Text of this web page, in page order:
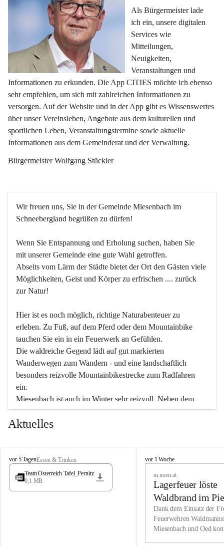
Als Bürgermeister lade
ich ein, unsere digitalen
Services wie
Mitteilungen,
Neuigkeiten,
Veranstaltungen und
Informationen zu erkunden. Die App CITIES möchte ich ebenso
sehr empfehlen, um sich mit zahlreichen Informationen zu
versorgen. Auf der Website und in der App gibt es Wissenswertes
über unser Vereinsleben, Angebote aus dem kulturellen und
sportlichen Leben, Veranstaltungstermine sowie aktuelle
Informationen aus dem Gemeinderat und der Verwaltung.
Bürgermeister Wolfgang Stückler
Wir freuen uns, Sie in der Gemeinde Miesenbach im
Schneebergland begrüßen zu dürfen!
Wenn Sie Entspannung und Erholung suchen, haben Sie
mit unserer Gemeinde eine gute Wahl getroffen.
Abseits vom Lärm der Städte bietet der Ort den Gästen viele
Möglichkeiten, Geist und Körper zu erfrischen .... zurück
zur Natur!
Hier ist es noch möglich, richtige Naturabenteuer zu
erleben. Zu Fuß, auf dem Pferd oder dem Mountainbike
tauchen Sie ein in ein Feuerwerk an Gefühlen.
Die waldreiche Gegend lädt auf gut markierten
Wanderwegen zum Wandern - und eine landschaftlich
besonders reizvolle Mountainbikestrecke zum Radfahren
ein.
Miesenbach ist auch im Winter sehr reizvoll. Neben dem
Eisstockschießen gibt es auf dem nahe gelegenen Unterberg
wunderschöne Naturschneepisten, die zum Schifahren oder
vielfältige Angebot unserer Kulturvereine.
Überzeugen Sie sich selbst, dass Sie in Miesenbach sowie
in den Beherbergungsbetrieben, Gaststätten und urigen
Wir kennen Miesenbach als lebens- und liebenswerten Ort.
Tradition und Innovation werden ebenso groß geschrieben
Aktuelles
M
i
s
vor 5 TagenEssen & Trinken
Team Österreich Tafel_Pernitz
0,1 MB
M
h
vor 1 Woche
m.noen.at
Lagerfeuer löste
Waldbrand im
aus
Dank dem Einsatz der
Feuerwehren
Miesenbach und Oed